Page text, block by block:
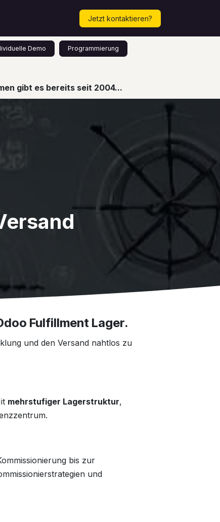
Termin vereinbaren!
Jetzt kontaktieren?
Demo Programmierung
gibt es bereits seit 2004...
Fulfillment Lager.
und den Versand nahtlos zu
mehrstufiger Lagerstruktur,
bis zur
und